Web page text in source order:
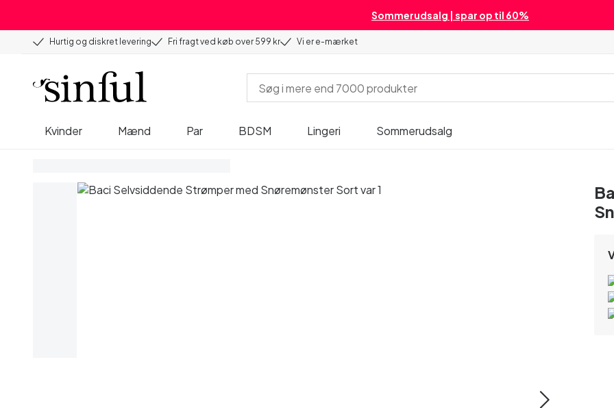
Sommerudsalg | spar op til 60%
Hurtig og diskret levering Fri fragt ved køb over 599 kr Vi er e-mærket
Kvinder Mænd Par BDSM Lingeri Sommerudsalg